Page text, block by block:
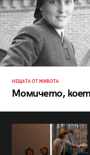
НЕЩАТА ОТ ЖИВОТА
Момичето,